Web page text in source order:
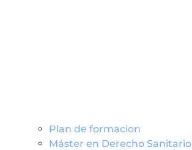
Plan de formacion
Máster en Derecho Sanitario